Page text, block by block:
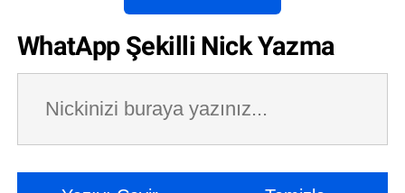
WhatApp Şekilli Nick Yazma